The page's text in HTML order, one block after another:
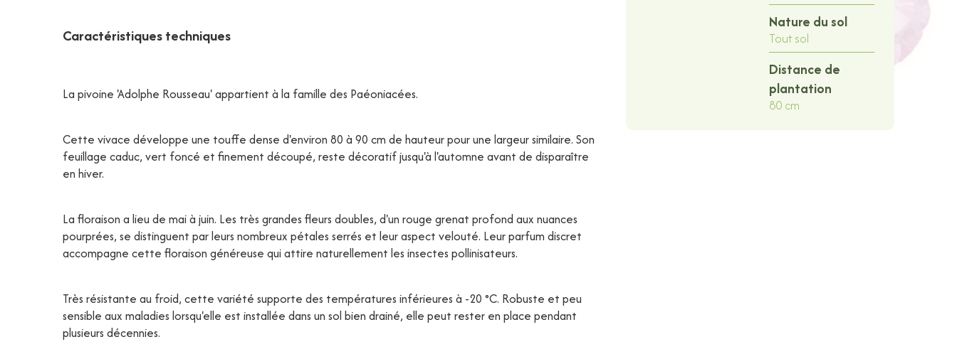
Caractéristiques techniques
La pivoine 'Adolphe Rousseau' appartient à la famille des Paéoniacées.
Cette vivace développe une touffe dense d'environ 80 à 90 cm de hauteur pour une largeur similaire. Son
feuillage caduc, vert foncé et finement découpé, reste décoratif jusqu'à l'automne avant de disparaître
en hiver.
La floraison a lieu de mai à juin. Les très grandes fleurs doubles, d'un rouge grenat profond aux nuances
pourprées, se distinguent par leurs nombreux pétales serrés et leur aspect velouté. Leur parfum discret
accompagne cette floraison généreuse qui attire naturellement les insectes pollinisateurs.
Très résistante au froid, cette variété supporte des températures inférieures à -20 °C. Robuste et peu
sensible aux maladies lorsqu'elle est installée dans un sol bien drainé, elle peut rester en place pendant
plusieurs décennies.
Nature du sol
Tout sol
Distance de
plantation
80 cm